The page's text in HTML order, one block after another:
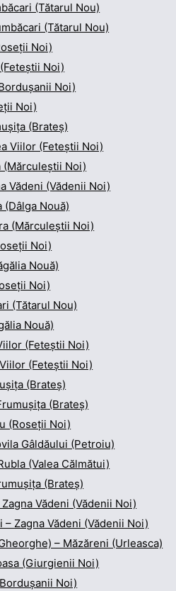
(Tătarul Nou)
(Tătarul Nou)
Noi)
Noi)
Noi)
Noi)
(Brateș)
Viilor (Feteștii Noi)
(Mărculeștii Noi)
Vădeni (Vădenii Noi)
(Dâlga Nouă)
(Mărculeștii Noi)
Noi)
Nouă)
Noi)
(Tătarul Nou)
Nouă)
(Feteștii Noi)
(Feteștii Noi)
(Brateș)
(Brateș)
(Roseții Noi)
Gâldăului (Petroiu)
(Valea Călmătui)
(Brateș)
Vădeni (Vădenii Noi)
Zagna Vădeni (Vădenii Noi)
– Măzăreni (Urleasca)
(Giurgienii Noi)
Noi)